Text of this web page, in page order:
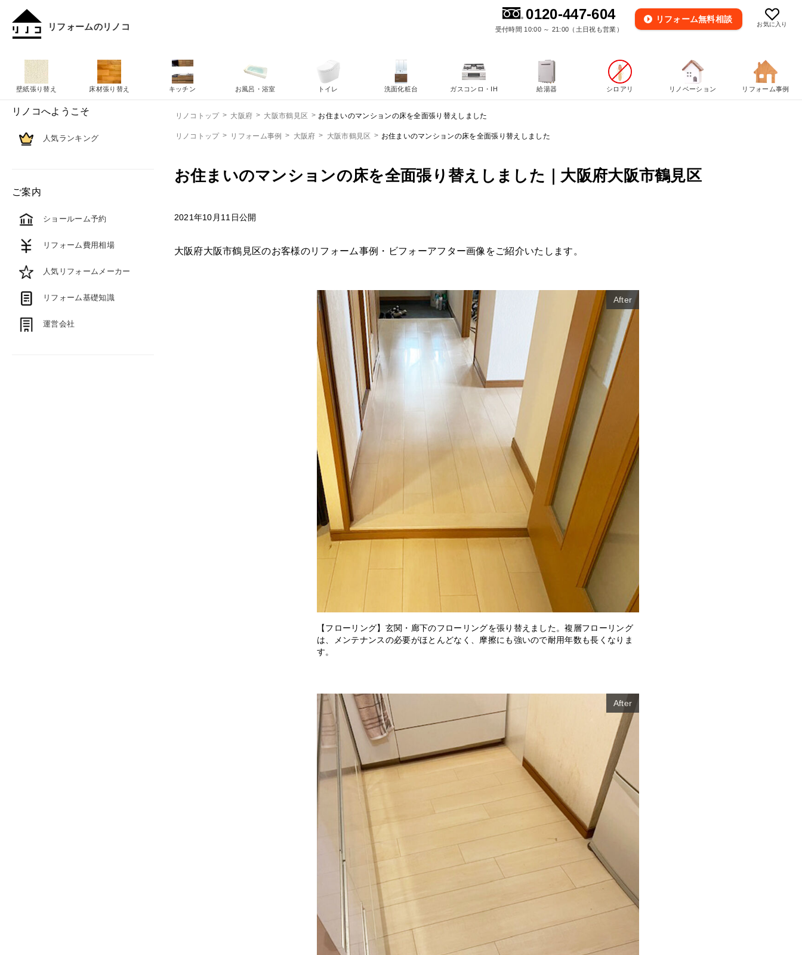
リフォームのリノコ お気に入り
0120-447-604
受付時間 10:00 ～ 21:00（土日祝も営業）
リフォーム無料相談
リノコトップ 大阪府 大阪市鶴見区 お住まいのマンションの床を全面張り替えしました
リノコトップ リフォーム事例 大阪府 大阪市鶴見区 お住まいのマンションの床を全面張り替えしました
お住まいのマンションの床を全面張り替えしました｜大阪府大阪市鶴見区
2021年10月11日公開
大阪府大阪市鶴見区のお客様のリフォーム事例・ビフォーアフター画像をご紹介いたします。
After
【フローリング】玄関・廊下のフローリングを張り替えました。複層フローリング
は、メンテナンスの必要がほとんどなく、摩擦にも強いので耐用年数も長くなりま
す。
After
壁紙張り替え 床材張り替え キッチン お風呂・浴室 トイレ 洗面化粧台 ガスコンロ・IH 給湯器 シロアリ リノベーション リフォーム事例
リノコへようこそ
人気ランキング
ご案内
ショールーム予約
リフォーム費用相場
人気リフォームメーカー
リフォーム基礎知識
運営会社